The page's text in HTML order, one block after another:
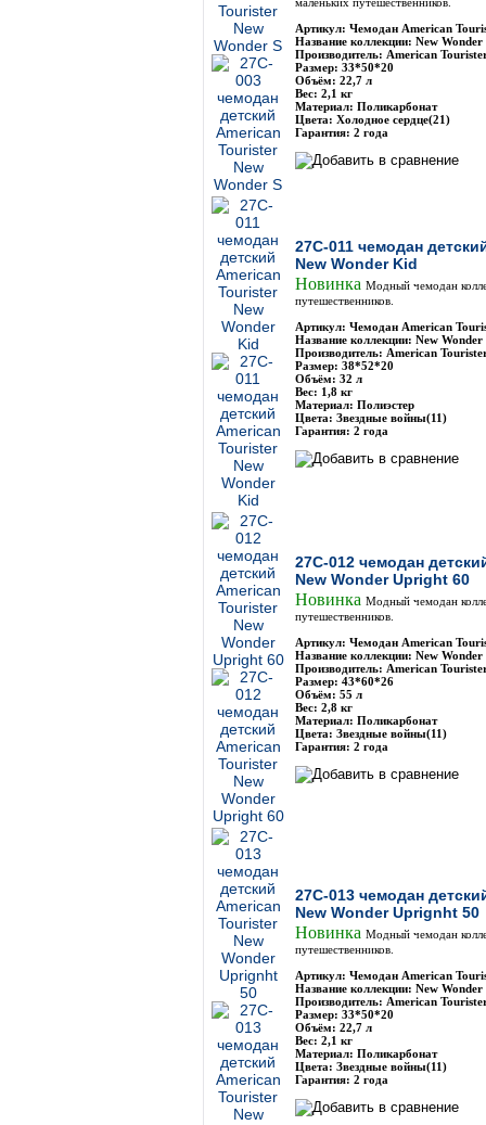
Артикул: Чемодан American
Название коллекции: New
Производитель: American
Размер: 33*50*20
Объём: 22,7 л
Вес: 2,1 кг
Материал: Поликарбонат
Цвета: Холодное сердце(21)
Гарантия: 2 года
27C-011 чемодан
New Wonder Kid
Новинка Модный чемодан
путешественников.
Артикул: Чемодан American
Название коллекции: New
Производитель: American
Размер: 38*52*20
Объём: 32 л
Вес: 1,8 кг
Материал: Полиэстер
Цвета: Звездные войны(11)
Гарантия: 2 года
27C-012 чемодан
New Wonder Upright 60
Новинка Модный чемодан
путешественников.
Артикул: Чемодан American
Название коллекции: New
Производитель: American
Размер: 43*60*26
Объём: 55 л
Вес: 2,8 кг
Материал: Поликарбонат
Цвета: Звездные войны(11)
Гарантия: 2 года
27C-013 чемодан
New Wonder Uprignht 50
Новинка Модный чемодан
путешественников.
Артикул: Чемодан American
Название коллекции: New
Производитель: American
Размер: 33*50*20
Объём: 22,7 л
Вес: 2,1 кг
Материал: Поликарбонат
Цвета: Звездные войны(11)
Гарантия: 2 года